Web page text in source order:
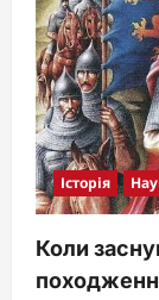
Історія
Коли